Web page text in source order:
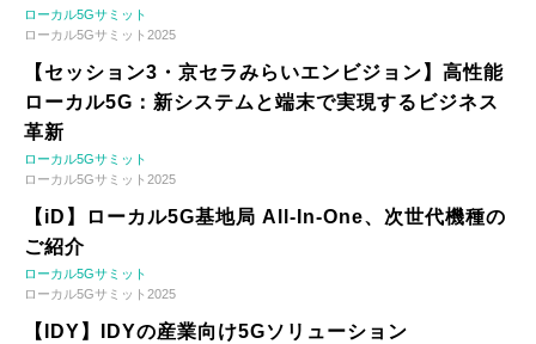
ローカル5Gサミット
ローカル5Gサミット2025
【セッション3・京セラみらいエンビジョン】高性能
ローカル5G：新システムと端末で実現するビジネス
革新
ローカル5Gサミット
ローカル5Gサミット2025
【iD】ローカル5G基地局 All-In-One、次世代機種の
ご紹介
ローカル5Gサミット
ローカル5Gサミット2025
【IDY】IDYの産業向け5Gソリューション